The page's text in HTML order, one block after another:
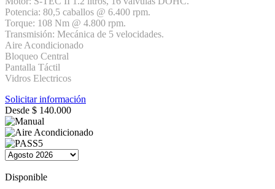
Potencia: 80,5 caballos @ 6.400 rpm.
Torque: 108 Nm @ 4.800 rpm.
Transmisión: Mecánica de 5 velocidades.
Aire Acondicionado
Bloqueo Central
Pantalla Táctil
Vidros Electricos
Solicitar información
Desde $ 140.000
Disponible